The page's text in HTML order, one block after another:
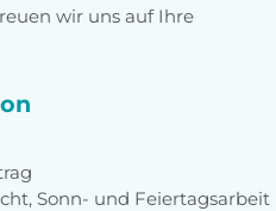
wir uns auf Ihre
Sonn- und Feiertagsarbeit